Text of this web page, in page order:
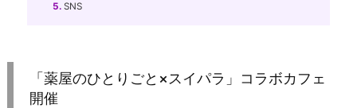
5. SNS
「薬屋のひとりごと×スイパラ」コラボカフェ
開催